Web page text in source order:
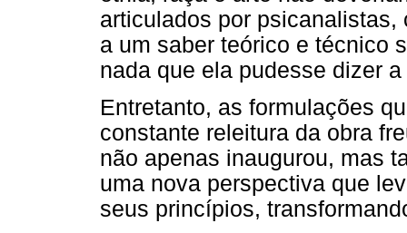
articulados por
a um saber teórico e técnico
nada que ela pudesse dizer
Entretanto, as formulações
constante releitura da obra
não apenas inaugurou, mas
uma nova perspectiva que
seus princípios,